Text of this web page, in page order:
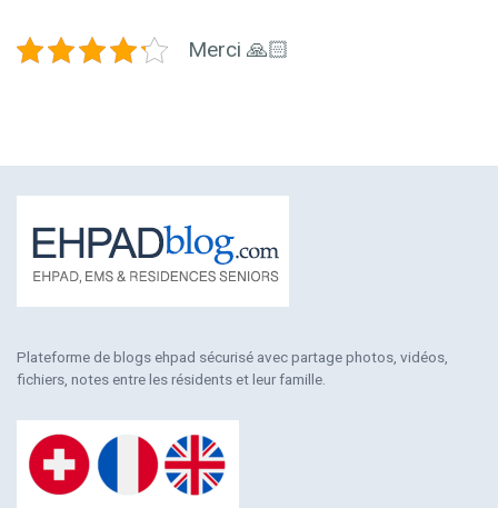
Merci 🙏🏻
Plateforme de blogs ehpad sécurisé avec partage photos, vidéos,
fichiers, notes entre les résidents et leur famille.